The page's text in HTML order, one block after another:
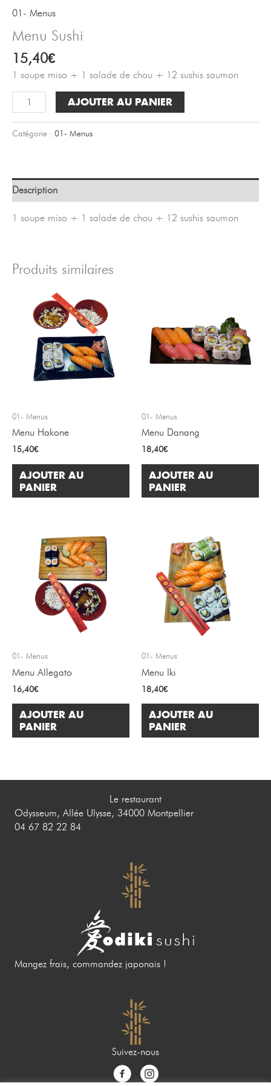
01- Menus
Menu Sushi
15,40€
1 soupe miso + 1 salade de chou + 12 sushis saumon
quantité
de
Menu
Sushi
AJOUTER AU PANIER
Catégorie : 01- Menus
Description
1 soupe miso + 1 salade de chou + 12 sushis saumon
Produits similaires
01- Menus
Menu Hakone
15,40€
AJOUTER AU
PANIER
01- Menus
Menu Danang
18,40€
AJOUTER AU
PANIER
01- Menus
Menu Allegato
16,40€
AJOUTER AU
PANIER
01- Menus
Menu Iki
18,40€
AJOUTER AU
PANIER
Le restaurant
Odysseum, Allée Ulysse, 34000 Montpellier
04 67 82 22 84
Mangez frais, commandez japonais !
Suivez-nous